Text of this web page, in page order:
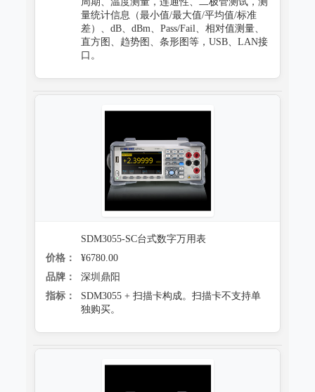
量统计信息（最小值/最大值/平均值/标准
差）、dB、dBm、Pass/Fail、相对值测量、
直方图、趋势图、条形图等，USB、LAN接
口。
SDM3055-SC台式数字万用表
价格：
¥6780.00
品牌：
深圳鼎阳
指标：
SDM3055 + 扫描卡构成。扫描卡不支持单
独购买。